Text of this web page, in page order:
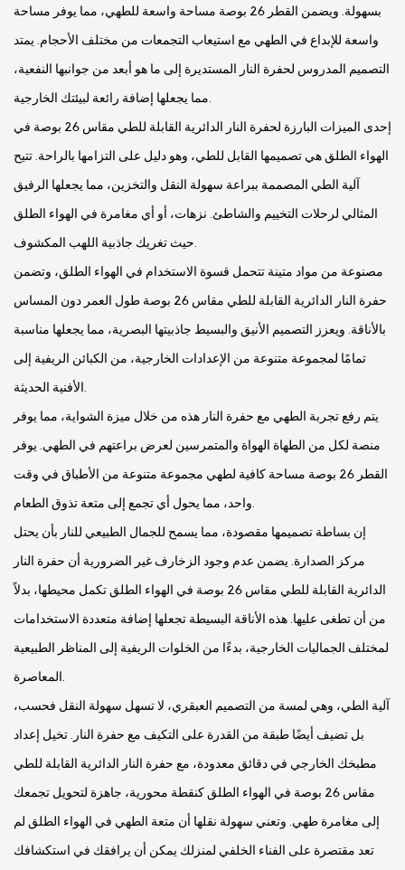
بسهولة. ويضمن القطر 26 بوصة مساحة واسعة للطهي، مما يوفر مساحة
واسعة للإبداع في الطهي مع استيعاب التجمعات من مختلف الأحجام. يمتد
التصميم المدروس لحفرة النار المستديرة إلى ما هو أبعد من جوانبها النفعية،
إحدى الميزات البارزة لحفرة النار الدائرية القابلة للطي مقاس 26 بوصة في
الهواء الطلق هي تصميمها القابل للطي، وهو دليل على التزامها بالراحة. تتيح
آلية الطي المصممة ببراعة سهولة النقل والتخزين، مما يجعلها الرفيق
المثالي لرحلات التخييم والشاطئ. نزهات، أو أي مغامرة في الهواء الطلق
مصنوعة من مواد متينة تتحمل قسوة الاستخدام في الهواء الطلق، وتضمن
حفرة النار الدائرية القابلة للطي مقاس 26 بوصة طول العمر دون المساس
بالأناقة. ويعزز التصميم الأنيق والبسيط جاذبيتها البصرية، مما يجعلها مناسبة
تمامًا لمجموعة متنوعة من الإعدادات الخارجية، من الكبائن الريفية إلى
يتم رفع تجربة الطهي مع حفرة النار هذه من خلال ميزة الشواية، مما يوفر
منصة لكل من الطهاة الهواة والمتمرسين لعرض براعتهم في الطهي. يوفر
القطر 26 بوصة مساحة كافية لطهي مجموعة متنوعة من الأطباق في وقت
إن بساطة تصميمها مقصودة، مما يسمح للجمال الطبيعي للنار بأن يحتل
مركز الصدارة. يضمن عدم وجود الزخارف غير الضرورية أن حفرة النار
الدائرية القابلة للطي مقاس 26 بوصة في الهواء الطلق تكمل محيطها، بدلاً
من أن تطغى عليها. هذه الأناقة البسيطة تجعلها إضافة متعددة الاستخدامات
لمختلف الجماليات الخارجية، بدءًا من الخلوات الريفية إلى المناظر الطبيعية
آلية الطي، وهي لمسة من التصميم العبقري، لا تسهل سهولة النقل فحسب،
بل تضيف أيضًا طبقة من القدرة على التكيف مع حفرة النار. تخيل إعداد
مطبخك الخارجي في دقائق معدودة، مع حفرة النار الدائرية القابلة للطي
مقاس 26 بوصة في الهواء الطلق كنقطة محورية، جاهزة لتحويل تجمعك
إلى مغامرة طهي. وتعني سهولة نقلها أن متعة الطهي في الهواء الطلق لم
تعد مقتصرة على الفناء الخلفي لمنزلك يمكن أن يرافقك في استكشافك